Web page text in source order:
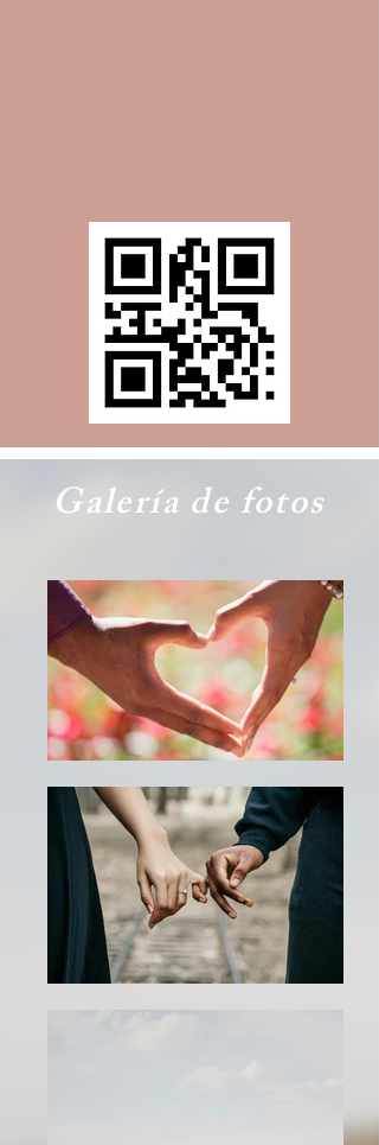
Galería de fotos